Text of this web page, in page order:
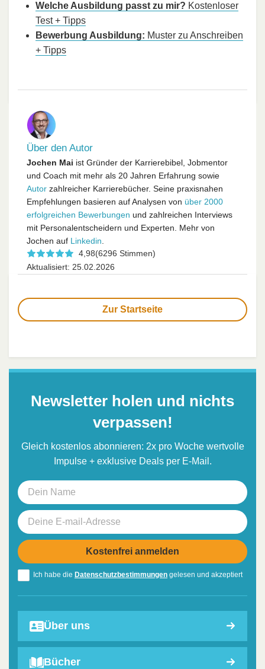
Welche Ausbildung passt zu mir? Kostenloser
Test + Tipps
Bewerbung Ausbildung: Muster zu Anschreiben
+ Tipps
Über den Autor
Jochen Mai ist Gründer der Karrierebibel, Jobmentor
und Coach mit mehr als 20 Jahren Erfahrung sowie
Autor zahlreicher Karrierebücher. Seine praxisnahen
Empfehlungen basieren auf Analysen von über 2000
erfolgreichen Bewerbungen und zahlreichen Interviews
mit Personalentscheidern und Experten. Mehr von
Jochen auf Linkedin.
4,98(6296 Stimmen)
Aktualisiert: 25.02.2026
Zur Startseite
Newsletter holen und nichts
verpassen!
Gleich kostenlos abonnieren: 2x pro Woche wertvolle
Impulse + exklusive Deals per E-Mail.
Ich habe die Datenschutzbestimmungen gelesen und akzeptiert
Über uns
Bücher